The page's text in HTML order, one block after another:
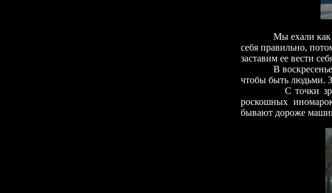
Мы ехали как
себя правильно,
заставим ее вести
В воскресенье
чтобы быть людьми.
С точки зрения
роскошных
бывают дороже